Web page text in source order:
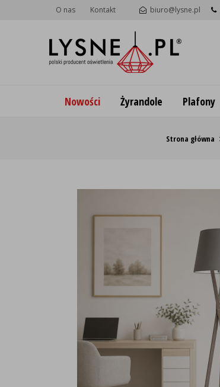
O nas Kontakt biuro@lysne.pl
Nowości Żyrandole Plafony
Strona główna